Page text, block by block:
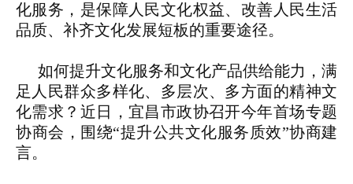
化服务，是保障人民文化权益、改善人民生活
品质、补齐文化发展短板的重要途径。
如何提升文化服务和文化产品供给能力，满
足人民群众多样化、多层次、多方面的精神文
化需求？近日，宜昌市政协召开今年首场专题
协商会，围绕“提升公共文化服务质效”协商建
言。